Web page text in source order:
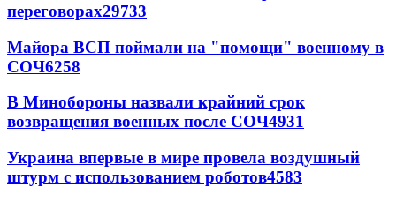
переговорах29733
Майора ВСП поймали на "помощи" военному в
СОЧ6258
В Минобороны назвали крайний срок
возвращения военных после СОЧ4931
Украина впервые в мире провела воздушный
штурм с использованием роботов4583